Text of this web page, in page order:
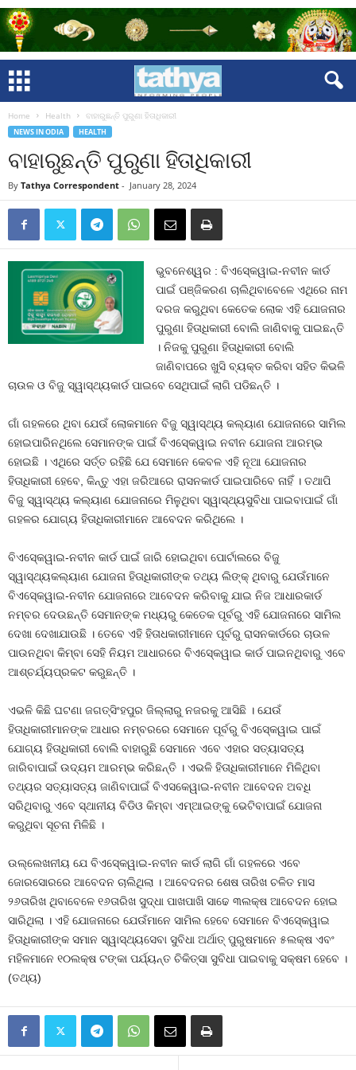
Home Health ବାହାରୁଛନ୍ତି ପୁରୁଣା ହିତାଧିକାରୀ
NEWS IN ODIA HEALTH
ବାହାରୁଛନ୍ତି ପୁରୁଣା ହିତାଧିକାରୀ
By Tathya Correspondent - January 28, 2024
ଭୁବନେଶ୍ୱର : ବିଏସ୍‍କେୱାଇ-ନବୀନ କାର୍ଡ
ପାଇଁ ପଞ୍ଜିକରଣ ଚାଲିଥିବାବେଳେ ଏଥିରେ ନାମ
ଦରଜ କରୁଥିବା କେତେକ ଲୋକ ଏହି ଯୋଜନାର
ପୁରୁଣା ହିତାଧିକାରୀ ବୋଲି ଜାଣିବାକୁ ପାଇଛନ୍ତି
। ନିଜକୁ ପୁରୁଣା ହିତାଧିକାରୀ ବୋଲି
ଜାଣିବାପରେ ଖୁସି ବ୍ୟକ୍ତ କରିବା ସହିତ କିଭଳି
ଚାଉଳ ଓ ବିଜୁ ସ୍ୱାସ୍ଥ୍ୟକାର୍ଡ ପାଇବେ ସେଥିପାଇଁ ଲାଗି ପଡିଛନ୍ତି ।
ଗାଁ ଗହଳରେ ଥିବା ଯେଉଁ ଲୋକମାନେ ବିଜୁ ସ୍ୱାସ୍ଥ୍ୟ କଲ୍ୟାଣ ଯୋଜନାରେ ସାମିଲ
ହୋଇପାରିନଥିଲେ ସେମାନଙ୍କ ପାଇଁ ବିଏସ୍‍କେୱାଇ ନବୀନ ଯୋଜନା ଆରମ୍ଭ
ହୋଇଛି । ଏଥିରେ ସର୍ତ୍ତ ରହିଛି ଯେ ସେମାନେ କେବଳ ଏହି ନୂଆ ଯୋଜନାର
ହିତାଧିକାରୀ ହେବେ, କିନ୍ତୁ ଏହା ଜରିଆରେ ରାସନକାର୍ଡ ପାଇପାରିବେ ନାହିଁ । ତଥାପି
ବିଜୁ ସ୍ୱାସ୍ଥ୍ୟ କଲ୍ୟାଣ ଯୋଜନାରେ ମିଳୁଥିବା ସ୍ୱାସ୍ଥ୍ୟସୁବିଧା ପାଇବାପାଇଁ ଗାଁ
ଗହଳର ଯୋଗ୍ୟ ହିତାଧିକାରୀମାନେ ଆବେଦନ କରିଥିଲେ ।
ବିଏସ୍‍କେୱାଇ-ନବୀନ କାର୍ଡ ପାଇଁ ଜାରି ହୋଇଥିବା ପୋର୍ଟାଲରେ ବିଜୁ
ସ୍ୱାସ୍ଥ୍ୟକଲ୍ୟାଣ ଯୋଜନା ହିତାଧିକାରୀଙ୍କ ତଥ୍ୟ ଲିଙ୍କ୍‍ ଥିବାରୁ ଯେଉଁମାନେ
ବିଏସ୍‍କେୱାଇ-ନବୀନ ଯୋଜନାରେ ଆବେଦନ କରିବାକୁ ଯାଇ ନିଜ ଆଧାରକାର୍ଡ
ନମ୍ବର ଦେଉଛନ୍ତି ସେମାନଙ୍କ ମଧ୍ୟରୁ କେତେକ ପୂର୍ବରୁ ଏହି ଯୋଜନାରେ ସାମିଲ
ଦେଖା ଦେଖାଯାଉଛି । ତେବେ ଏହି ହିତାଧକାରୀମାନେ ପୂର୍ବରୁ ରାସନକାର୍ଡରେ ଚାଉଳ
ପାଉନଥିବା କିମ୍ବା ସେହି ନିୟମ ଆଧାରରେ ବିଏସ୍‍କେୱାଇ କାର୍ଡ ପାଇନଥିବାରୁ ଏବେ
ଆଶ୍ଚର୍ଯ୍ୟପ୍ରକଟ କରୁଛନ୍ତି ।
ଏଭଳି କିଛି ଘଟଣା ଜଗତ୍‍ସିଂହପୁର ଜିଲ୍ଲାରୁ ନଜରକୁ ଆସିଛି । ଯେଉଁ
ହିତାଧିକାରୀମାନଙ୍କ ଆଧାର ନମ୍ବରରେ ସେମାନେ ପୂର୍ବରୁ ବିଏସ୍‍କେୱାଇ ପାଇଁ
ଯୋଗ୍ୟ ହିତାଧିକାରୀ ବୋଲି ବାହାରୁଛି ସେମାନେ ଏବେ ଏହାର ସତ୍ୟାସତ୍ୟ
ଜାରିବାପାଇଁ ଉଦ୍ୟମ ଆରମ୍ଭ କରିଛନ୍ତି । ଏଭଳି ହିତାଧିକାରୀମାନେ ମିଳିଥିବା
ତଥ୍ୟର ସତ୍ୟାସତ୍ୟ ଜାଣିବାପାଇଁ ବିଏସକେୱାଇ-ନବୀନ ଆବେଦନ ଅବଧି
ସରିଥିବାରୁ ଏବେ ସ୍ଥାନୀୟ ବିଡିଓ କିମ୍ବା ଏମ୍‍ଆଇଙ୍କୁ ଭେଟିବାପାଇଁ ଯୋଜନା
କରୁଥିବା ସୂଚନା ମିଳିଛି ।
ଉଲ୍ଲେଖନୀୟ ଯେ ବିଏସ୍‍କେୱାଇ-ନବୀନ କାର୍ଡ ଲାଗି ଗାଁ ଗହଳରେ ଏବେ
ଜୋରସୋରରେ ଆବେଦନ ଚାଲିଥିଲା । ଆବେଦନର ଶେଷ ତାରିଖ ଚଳିତ ମାସ
୨୬ତାରିଖ ଥିବାବେଳେ ୧୬ତାରିଖ ସୁଦ୍ଧା ପାଖପାଖି ସାଢେ ୩ଲକ୍ଷ ଆବେଦନ ହୋଇ
ସାରିଥିଲା । ଏହି ଯୋଜନାରେ ଯେଉଁମାନେ ସାମିଲ ହେବେ ସେମାନେ ବିଏସ୍‍କେୱାଇ
ହିତାଧିକାରୀଙ୍କ ସମାନ ସ୍ୱାସ୍ଥ୍ୟସେବା ସୁବିଧା ଅର୍ଥାତ୍‍ ପୁରୁଷମାନେ ୫ଲକ୍ଷ ଏବଂ
ମହିଳମାନେ ୧୦ଲକ୍ଷ ଟଙ୍କା ପର୍ଯ୍ୟନ୍ତ ଚିକିତ୍ସା ସୁବିଧା ପାଇବାକୁ ସକ୍ଷମ ହେବେ ।
(ତଥ୍ୟ)